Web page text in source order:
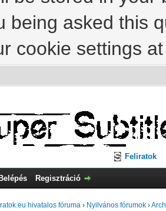
being asked this
cookie settings
Feliratok
Belépés Regisztráció
hivatalos fóruma › Nyilvános fórumok ›